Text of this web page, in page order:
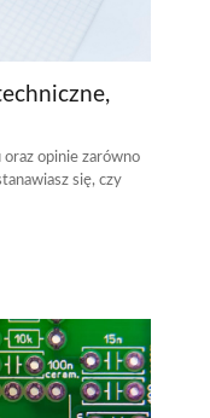
oraz opinie zarówno
się, czy